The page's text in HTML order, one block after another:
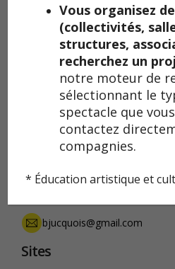
vous écris d’Arménie.
Galeries d’images
Photos Compagnie Caméléon | © Carrément chiffronnée-Sophie Chénet
Coordonnées
bjucquois@gmail.com
Sites
Vous organisez
(collectivités,
structures,
recherchez un
notre moteur de
sélectionnant le
spectacle que
contactez
compagnies.
* Éducation artistique et